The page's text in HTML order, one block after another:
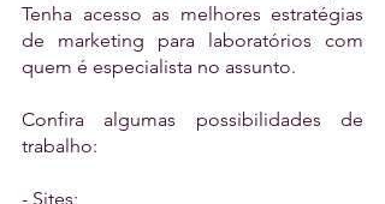
Tenha acesso as melhores estratégias
de marketing para laboratórios com
quem é especialista no assunto.
Confira algumas possibilidades de
trabalho:
- Sites;